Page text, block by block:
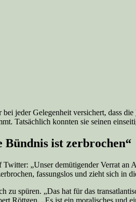
jeder Gelegenheit versichert, dass die
Tatsächlich konnten sie seinen
Bündnis ist zerbrochen“
„Unser demütigender Verrat
fassungslos und zieht sich in
spüren. „Das hat für das
Röttgen. „Es ist ein moralisches und